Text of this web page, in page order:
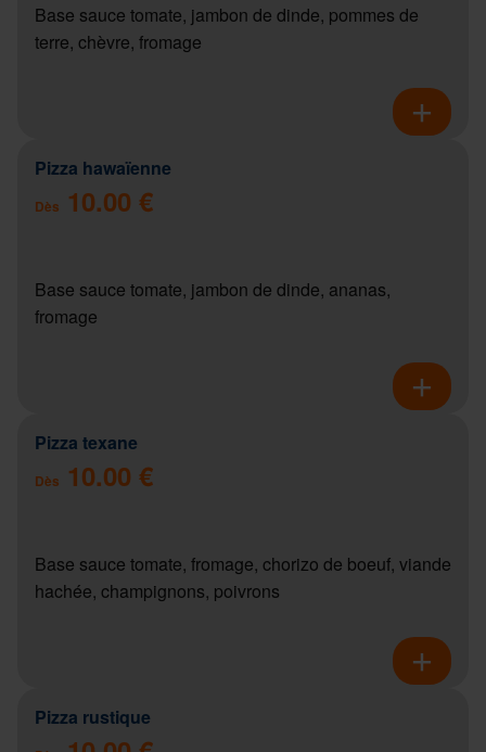
Base sauce tomate, jambon de dinde, pommes de
terre, chèvre, fromage
Pizza hawaïenne
Dès 10.00 €
Base sauce tomate, jambon de dinde, ananas,
fromage
Pizza texane
Dès 10.00 €
Base sauce tomate, fromage, chorizo de boeuf, viande
hachée, champignons, poivrons
Pizza rustique